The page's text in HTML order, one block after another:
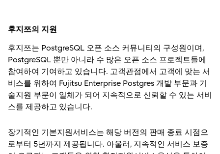
후지쯔의 지원
후지쯔는 PostgreSQL 오픈 소스 커뮤니티의 구성원이며,
PostgreSQL 뿐만 아니라 수 많은 오픈 소스 프로젝트들에
참여하여 기여하고 있습니다. 고객관점에서 고객에 맞는 서
비스를 위하여 Fujitsu Enterprise Postgres 개발 부문과 기
술지원 부문이 일체가 되어 지속적으로 신뢰할 수 있는 서비
스를 제공하고 있습니다.
장기적인 기본지원서비스는 해당 버전의 판매 종료 시점으
로부터 5년까지 제공됩니다. 아울러, 지속적인 서비스 보증